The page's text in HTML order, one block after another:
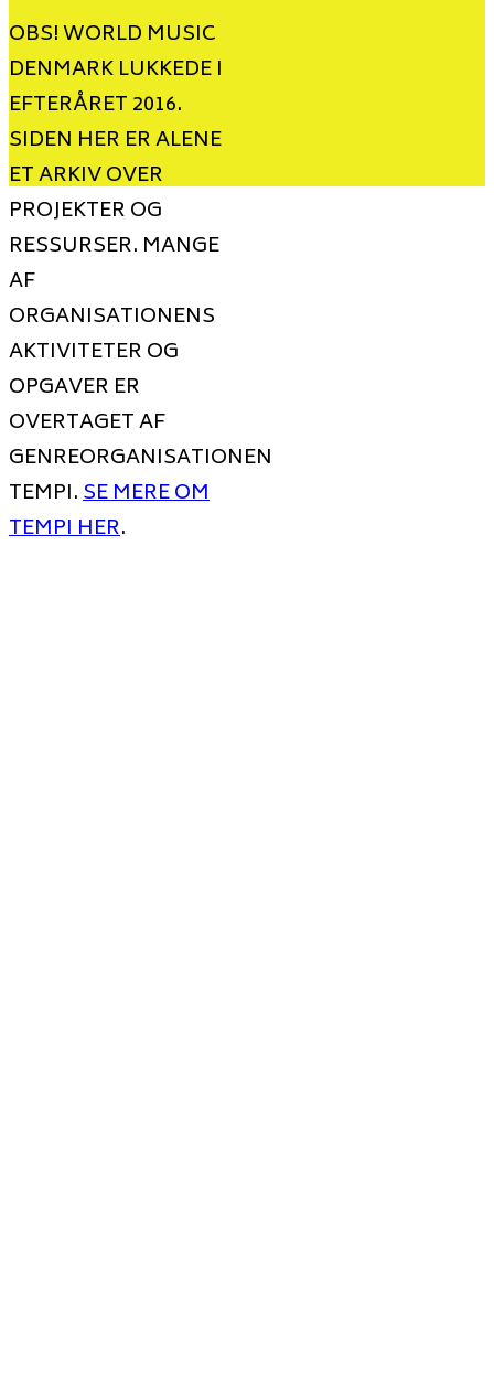
OBS! WORLD MUSIC
DENMARK LUKKEDE I
EFTERÅRET 2016.
SIDEN HER ER ALENE
ET ARKIV OVER
PROJEKTER OG
RESSURSER. MANGE
AF
ORGANISATIONENS
AKTIVITETER OG
OPGAVER ER
OVERTAGET AF
GENREORGANISATIONEN
TEMPI.SE MERE OM
TEMPI HER.